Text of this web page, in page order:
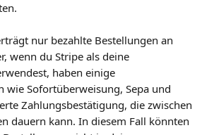
nur bezahlte Bestellungen an
wenn du Stripe als deine
haben einige
wie Sofortüberweisung, Sepa und
Zahlungsbestätigung, die zwischen
dauern kann. In diesem Fall könnten